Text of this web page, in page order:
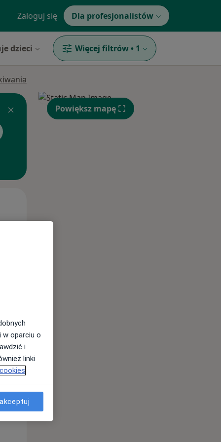
Zaloguj się Dla profesjonalistów
dzieci Więcej filtrów • 1
Śr,
12 Sie
Powiększ mapę
w oparciu o
i
linki